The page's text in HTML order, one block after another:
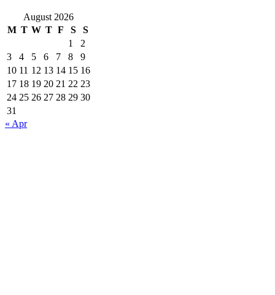
August 2026
M T W T F S
S
1
2
3
4 5 6 7 8
9
10 11 12 13 14 15 16
17 18 19 20 21 22 23
24 25 26 27 28 29 30
31
« Apr